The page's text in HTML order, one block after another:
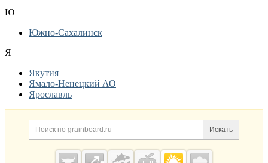
Ю
Южно-Сахалинск
Я
Якутия
Ямало-Ненецкий АО
Ярославль
Дополнительная информация
Поиск по сайту и
Искать
Cсылки на полезные проекты